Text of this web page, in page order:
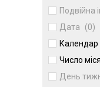
Подвійна
Дата
(0)
Календар
Число
День